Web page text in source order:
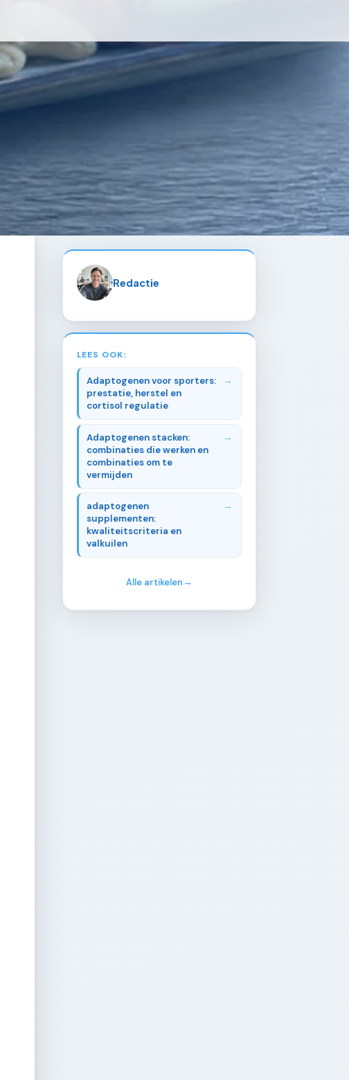
Redactie
LEES OOK:
Adaptogenen voor sporters:
prestatie, herstel en
cortisol regulatie
Adaptogenen stacken:
combinaties die werken en
combinaties om te
vermijden
adaptogenen
supplementen:
kwaliteitscriteria en
valkuilen
Alle artikelen